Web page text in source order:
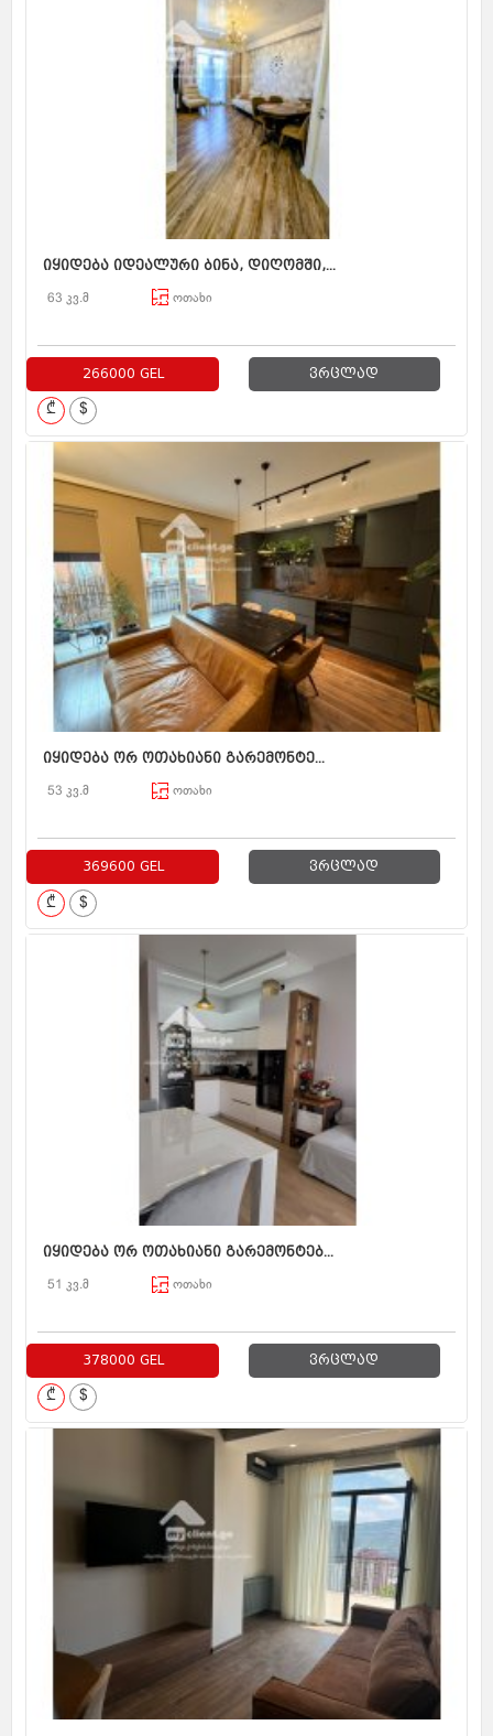
იყიდება იდეალური ბინა, დიღომში,...
63 კვ.მ ოთახი
266000 GEL ვრცლად
₾ $
იყიდება ორ ოთახიანი გარემონტე...
53 კვ.მ ოთახი
369600 GEL ვრცლად
₾ $
იყიდება ორ ოთახიანი გარემონტებ...
51 კვ.მ ოთახი
378000 GEL ვრცლად
₾ $